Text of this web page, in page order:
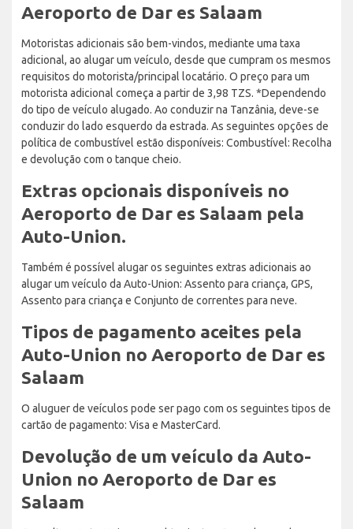
Aeroporto de Dar es Salaam
Motoristas adicionais são bem-vindos, mediante uma taxa
adicional, ao alugar um veículo, desde que cumpram os mesmos
requisitos do motorista/principal locatário. O preço para um
motorista adicional começa a partir de 3,98 TZS. *Dependendo
do tipo de veículo alugado. Ao conduzir na Tanzânia, deve-se
conduzir do lado esquerdo da estrada. As seguintes opções de
política de combustível estão disponíveis: Combustível: Recolha
e devolução com o tanque cheio.
Extras opcionais disponíveis no
Aeroporto de Dar es Salaam pela
Auto-Union.
Também é possível alugar os seguintes extras adicionais ao
alugar um veículo da Auto-Union: Assento para criança, GPS,
Assento para criança e Conjunto de correntes para neve.
Tipos de pagamento aceites pela
Auto-Union no Aeroporto de Dar es
Salaam
O aluguer de veículos pode ser pago com os seguintes tipos de
cartão de pagamento: Visa e MasterCard.
Devolução de um veículo da Auto-
Union no Aeroporto de Dar es
Salaam